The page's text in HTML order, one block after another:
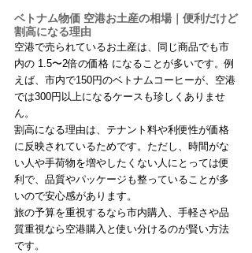
ベトナム物価 空港お土産の相場｜便利だけど
割高になる理由
空港で売られているお土産は、同じ商品でも市
内の 1.5〜2倍の価格 になることが多いです。例
えば、市内で150円のベトナムコーヒーが、空港
では300円以上になるケースも珍しくありませ
ん。
割高になる理由は、テナント料や利便性が価格
に反映されているためです。ただし、時間がな
い人や手荷物を増やしたくない人にとっては便
利で、品質やパッケージも整っていることが多
いので安心感があります。
旅の予算を重視するなら市内購入、手軽さや品
質重視なら空港購入と使い分けるのが賢い方法
です。